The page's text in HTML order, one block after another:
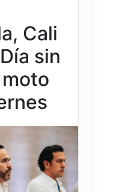
Cali
sin